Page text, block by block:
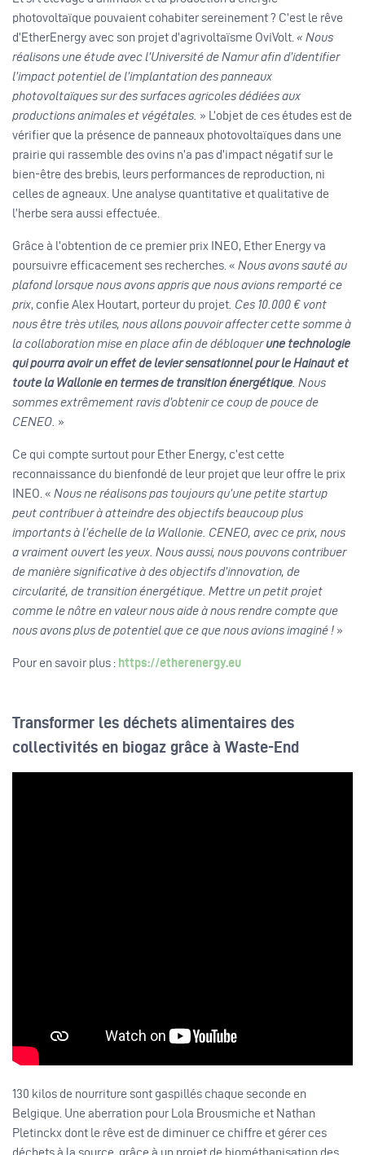
photovoltaïque pouvaient cohabiter sereinement ? C’est le rêve
d’EtherEnergy avec son projet d’agrivoltaïsme OviVolt. « Nous
réalisons une étude avec l’Université de Namur afin d’identifier
l’impact potentiel de l’implantation des panneaux
photovoltaïques sur des surfaces agricoles dédiées aux
productions animales et végétales. » L’objet de ces études est de
vérifier que la présence de panneaux photovoltaïques dans une
prairie qui rassemble des ovins n’a pas d’impact négatif sur le
bien-être des brebis, leurs performances de reproduction, ni
celles de agneaux. Une analyse quantitative et qualitative de
l’herbe sera aussi effectuée.
Grâce à l’obtention de ce premier prix INEO, Ether Energy va
poursuivre efficacement ses recherches. « Nous avons sauté au
plafond lorsque nous avons appris que nous avions remporté ce
prix, confie Alex Houtart, porteur du projet . Ces 10.000 € vont
nous être très utiles, nous allons pouvoir affecter cette somme à
la collaboration mise en place afin de débloquerune technologie
qui pourra avoir un effet de levier sensationnel pour le Hainaut et
toute la Wallonie en termes de transition énergétique . Nous
sommes extrêmement ravis d’obtenir ce coup de pouce de
CENEO. »
Ce qui compte surtout pour Ether Energy, c’est cette
reconnaissance du bienfondé de leur projet que leur offre le prix
INEO. « Nous ne réalisons pas toujours qu’une petite startup
peut contribuer à atteindre des objectifs beaucoup plus
importants à l’échelle de la Wallonie. CENEO, avec ce prix, nous
a vraiment ouvert les yeux. Nous aussi, nous pouvons contribuer
de manière significative à des objectifs d’innovation, de
circularité, de transition énergétique. Mettre un petit projet
comme le nôtre en valeur nous aide à nous rendre compte que
nous avons plus de potentiel que ce que nous avions imaginé ! »
Pour en savoir plus : https://etherenergy.eu
Transformer les déchets alimentaires des
collectivités en biogaz grâce à Waste-End
130 kilos de nourriture sont gaspillés chaque seconde en
Belgique. Une aberration pour Lola Brousmiche et Nathan
Pletinckx dont le rêve est de diminuer ce chiffre et gérer ces
déchets à la source, grâce à un projet de biométhanisation des